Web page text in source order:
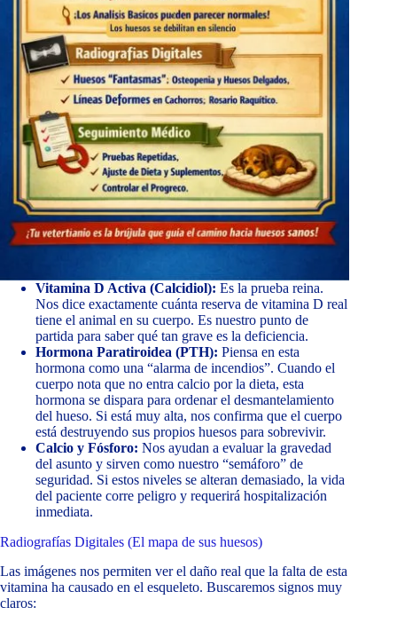
Vitamina D Activa (Calcidiol): Es la prueba reina.
Nos dice exactamente cuánta reserva de vitamina D real
tiene el animal en su cuerpo. Es nuestro punto de
partida para saber qué tan grave es la deficiencia.
Hormona Paratiroidea (PTH): Piensa en esta
hormona como una “alarma de incendios”. Cuando el
cuerpo nota que no entra calcio por la dieta, esta
hormona se dispara para ordenar el desmantelamiento
del hueso. Si está muy alta, nos confirma que el cuerpo
está destruyendo sus propios huesos para sobrevivir.
Calcio y Fósforo: Nos ayudan a evaluar la gravedad
del asunto y sirven como nuestro “semáforo” de
seguridad. Si estos niveles se alteran demasiado, la vida
del paciente corre peligro y requerirá hospitalización
inmediata.
Radiografías Digitales (El mapa de sus huesos)
Las imágenes nos permiten ver el daño real que la falta de esta
vitamina ha causado en el esqueleto. Buscaremos signos muy
claros: